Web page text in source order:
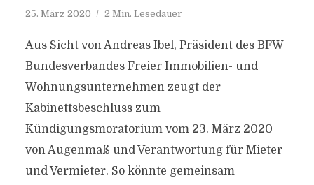
25. März 2020 2 Min. Lesedauer
Aus Sicht von Andreas Ibel, Präsident des BFW
Bundesverbandes Freier Immobilien- und
Wohnungsunternehmen zeugt der
Kabinettsbeschluss zum
Kündigungsmoratorium vom 23. März 2020
von Augenmaß und Verantwortung für Mieter
und Vermieter. So könnte gemeinsam